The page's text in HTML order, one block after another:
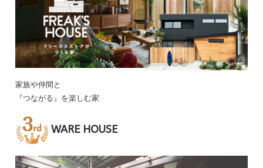
家族や仲間と
『つながる』を楽しむ家
WARE HOUSE